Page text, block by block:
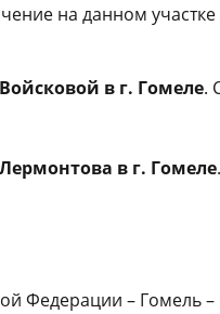
на данном
в г. Гомеле.
в г. Гомеле.
Федерации – Гомель